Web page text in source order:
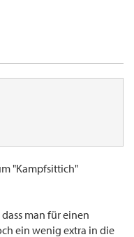
"Kampfsittich"
man für einen
ein wenig extra in die